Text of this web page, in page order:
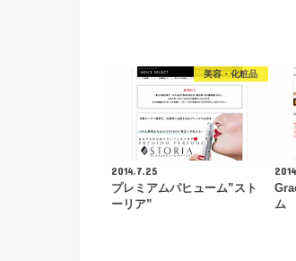
美容・化粧品
2014.7.25
プレミアムパヒューム”スト
ーリア”
ム